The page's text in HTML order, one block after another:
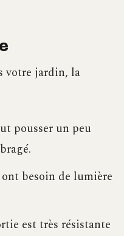
votre jardin, la
pousser un peu
besoin de lumière
est très résistante